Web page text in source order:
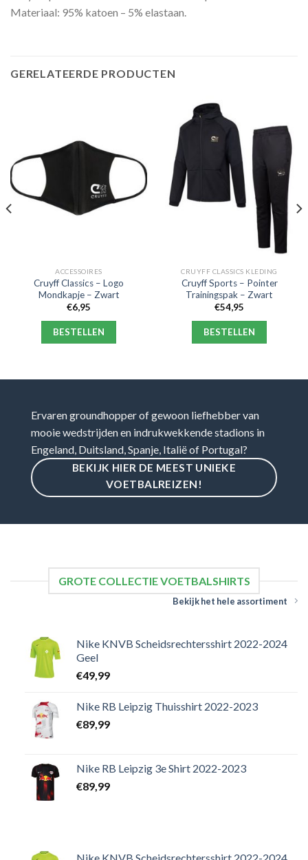
Materiaal: 95% katoen – 5% elastaan.
GERELATEERDE PRODUCTEN
ACCESSOIRES
Cruyff Classics – Logo
Mondkapje – Zwart
€6,95
BESTELLEN
CRUYFF CLASSICS KLEDING
Cruyff Sports – Pointer
Trainingspak – Zwart
€54,95
BESTELLEN
Ervaren groundhopper of gewoon liefhebber van
mooie wedstrijden en indrukwekkende stadions in
Engeland, Duitsland, Spanje, Italië of Portugal?
BEKIJK HIER DE MEEST UNIEKE
VOETBALREIZEN!
GROTE COLLECTIE VOETBALSHIRTS
Bekijk het hele assortiment
Nike KNVB Scheidsrechtersshirt 2022-2024
Geel
€49,99
Nike RB Leipzig Thuisshirt 2022-2023
€89,99
Nike RB Leipzig 3e Shirt 2022-2023
€89,99